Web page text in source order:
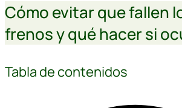
Cómo evitar que fallen
frenos y qué hacer si
Tabla de contenidos